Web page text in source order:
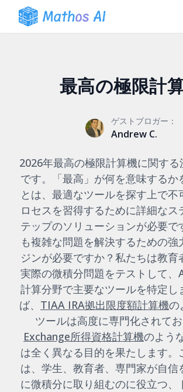
最高の極限計
ゲストブロガー：
Andrew C.
2026年最高の極限計算機に関する
です。「最高」が何を意味するか
とは、最適なツールを探す上で不
ロセスを習得するために詳細なス
テップのソリューションが必要で
も複雑な問題を解決するための強
ジンが必要ですか？私たちは教育
実際の微積分問題をテストして、
計算分野で主要なツールを特定し
ば、 TIAA IRA拠出限度額計算機の
ツールは高度に専門化されてお
Exchange所得資格計算機のよう
は全く異なる目的を果たします。
は、学生、教育者、専門家が自信
に微積分に取り組むのに役立つ、